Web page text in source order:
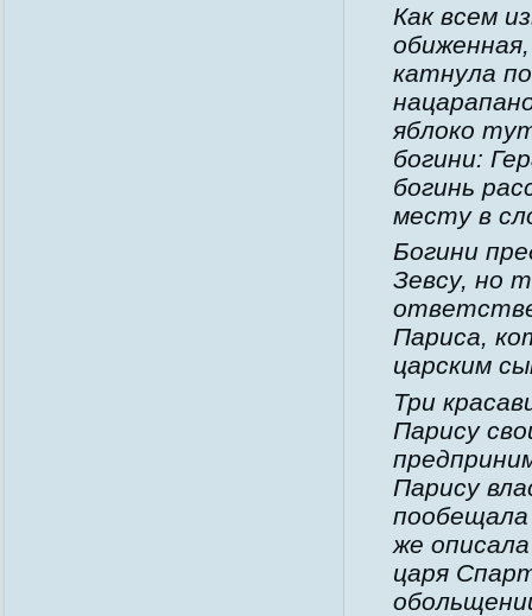
Как всем
катнула
яблоко
богини:
богинь
месту в
Богини
Зевсу, но
Париса,
царским
Три
Парису
Парису
же
царя